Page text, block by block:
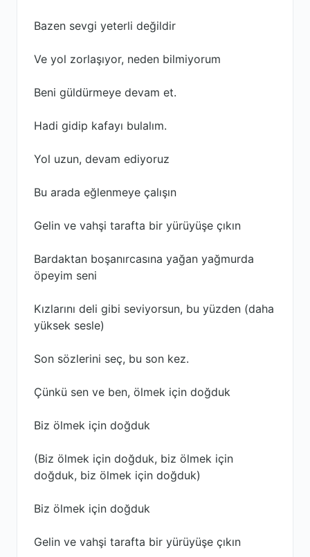
Bazen sevgi yeterli değildir
Ve yol zorlaşıyor, neden bilmiyorum
Beni güldürmeye devam et.
Hadi gidip kafayı bulalım.
Yol uzun, devam ediyoruz
Bu arada eğlenmeye çalışın
Gelin ve vahşi tarafta bir yürüyüşe çıkın
Bardaktan boşanırcasına yağan yağmurda
öpeyim seni
Kızlarını deli gibi seviyorsun, bu yüzden (daha
yüksek sesle)
Son sözlerini seç, bu son kez.
Çünkü sen ve ben, ölmek için doğduk
Biz ölmek için doğduk
(Biz ölmek için doğduk, biz ölmek için
doğduk, biz ölmek için doğduk)
Biz ölmek için doğduk
Gelin ve vahşi tarafta bir yürüyüşe çıkın